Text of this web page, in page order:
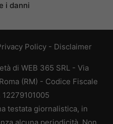
i danni
Policy - Disclaimer
di WEB 365 SRL - Via
(RM) - Codice Fiscale
testata giornalistica, in